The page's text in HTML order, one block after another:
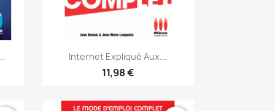
Aperçu rapide
Internet Expliqué Aux...
11,98 €